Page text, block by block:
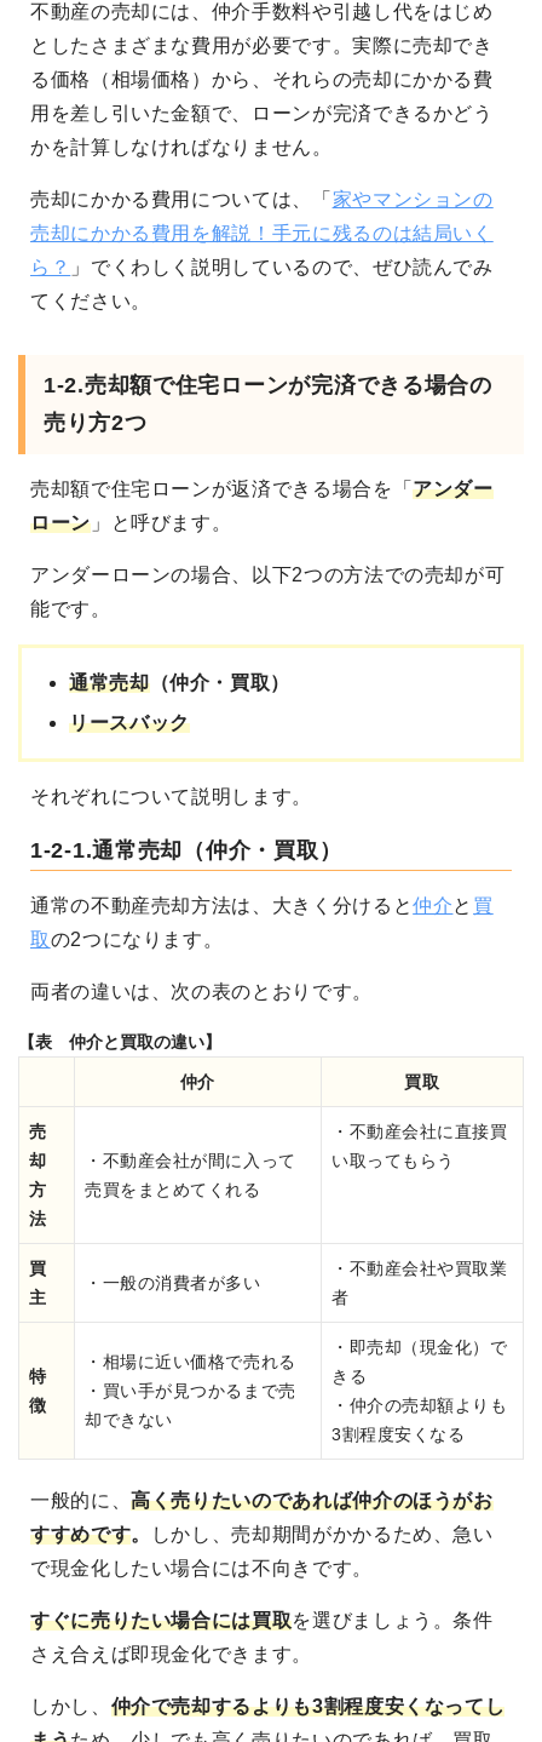
不動産の売却には、仲介手数料や引越し代をはじめ
としたさまざまな費用が必要です。実際に売却でき
る価格（相場価格）から、それらの売却にかかる費
用を差し引いた金額で、ローンが完済できるかどう
かを計算しなければなりません。
売却にかかる費用については、「 家やマンションの
売却にかかる費用を解説！手元に残るのは結局いく
ら？ 」でくわしく説明しているので、ぜひ読んでみ
てください。
1-2.売却額で住宅ローンが完済できる場合の
売り方2つ
売却額で住宅ローンが返済できる場合を「アンダー
ローン」と呼びます。
アンダーローンの場合、以下2つの方法での売却が可
能です。
通常売却（仲介・買取）
リースバック
それぞれについて説明します。
1-2-1.通常売却（仲介・買取）
通常の不動産売却方法は、大きく分けると仲介と 買
取の2つになります。
両者の違いは、次の表のとおりです。
【表 仲介と買取の違い】
仲介 買取
売
却
方
法
・不動産会社が間に入って
売買をまとめてくれる
・不動産会社に直接買
い取ってもらう
買
主
・一般の消費者が多い
・不動産会社や買取業
者
特
徴
・相場に近い価格で売れる
・買い手が見つかるまで売
却できない
・即売却（現金化）で
きる
・仲介の売却額よりも
3割程度安くなる
一般的に、高く売りたいのであれば仲介のほうがお
すすめです。
しかし、売却期間がかかるため、急い
で現金化したい場合には不向きです。
すぐに売りたい場合には買取を選びましょう。条件
さえ合えば即現金化できます。
しかし、 仲介で売却するよりも3割程度安くなってし